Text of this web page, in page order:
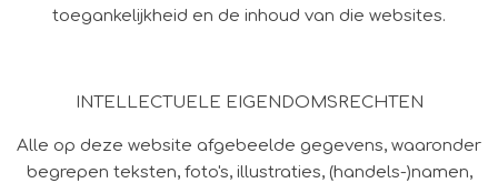
toegankelijkheid en de inhoud van die websites.
INTELLECTUELE EIGENDOMSRECHTEN
Alle op deze website afgebeelde gegevens, waaronder
begrepen teksten, foto's, illustraties, (handels-)namen,